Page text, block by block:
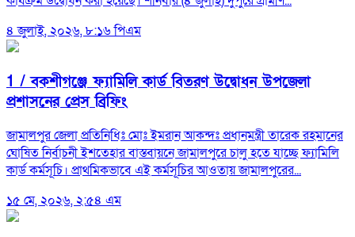
৪ জুলাই, ২০২৬, ৮:১৬ পিএম
1 /বকশীগঞ্জে ফ্যামিলি কার্ড বিতরণ উদ্বোধন উপজেলা
প্রশাসনের প্রেস ব্রিফিং
জামালপুর জেলা প্রতিনিধিঃ মোঃ ইমরান আকন্দঃ প্রধানমন্ত্রী তারেক রহমানের
ঘোষিত নির্বাচনী ইশতেহার বাস্তবায়নে জামালপুরে চালু হতে যাচ্ছে ফ্যামিলি
কার্ড কর্মসূচি। প্রাথমিকভাবে এই কর্মসূচির আওতায় জামালপুরের...
১৫ মে, ২০২৬, ২:৫৪ এম